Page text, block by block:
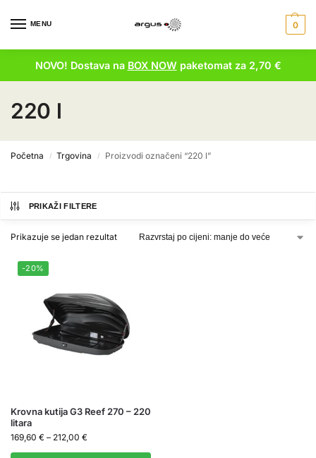
MENU 0
NOVO! Dostava na BOX NOWpaketomat za 2,70 €
220 l
Početna / Trgovina / Proizvodi označeni “220 l”
PRIKAŽI FILTERE
Prikazuje se jedan rezultat
-20%
Krovna kutija G3 Reef 270 – 220
litara
169,60 € – 212,00 €